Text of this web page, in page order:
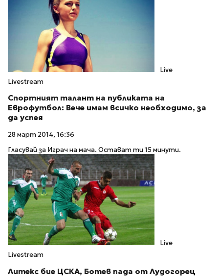
Live
Livestream
Спортният талант на публиката на
Еврофутбол: Вече имам всичко необходимо, за
да успея
28 март 2014, 16:36
Гласувай за Играч на мача. Остават ти 15 минути.
Live
Livestream
Литекс бие ЦСКА, Ботев пада от Лудогорец